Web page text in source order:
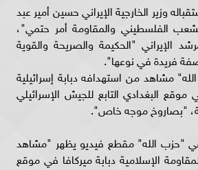
وزير الخارجية الإيراني حسين أمير عبد
الفلسطيني والمقاومة أمر حتمي"،
الإيراني "الحكيمة والصريحة والقوية
فريدة في نوعها".
مشاهد من استهدافه دبابة إسرائيلية
البغدادي التابع للجيش الإسرائيلي
"بصاروخ موجه خاص".
في "حزب الله" مقطع فيديو يظهر "مشاهد
الإسلامية دبابة ميركافا في موقع